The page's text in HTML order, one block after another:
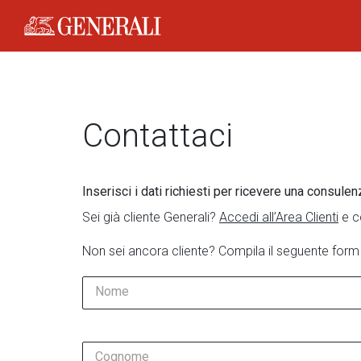
Generali Logo
Contattaci
Inserisci i dati richiesti per ricevere una
Sei già cliente Generali? Accedi all’Area Clienti e
Non sei ancora cliente? Compila il seguente form
Nome
Cognome